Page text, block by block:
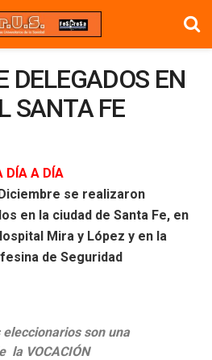
DELEGADOS EN
SANTA FE
DÍA A DÍA
se realizaron
en la ciudad de Santa Fe, en
Mira y López y en la
de Seguridad
son una
la VOCACIÓN